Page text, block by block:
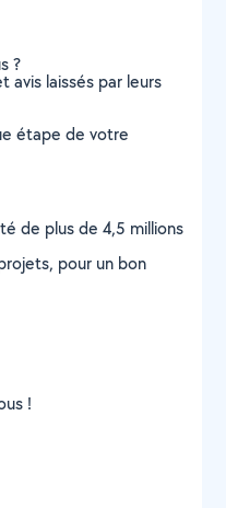
?
avis laissés par leurs
étape de votre
de plus de 4,5 millions
pour un bon
!